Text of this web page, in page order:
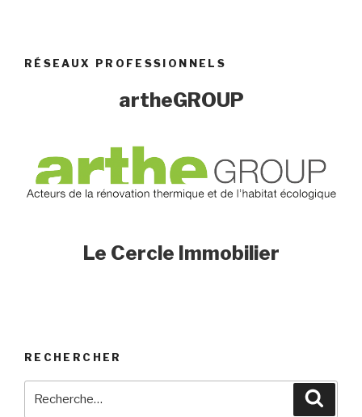
RÉSEAUX PROFESSIONNELS
artheGROUP
Le Cercle Immobilier
RECHERCHER